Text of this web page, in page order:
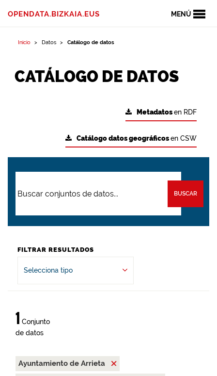
MENÚ
OPENDATA.BIZKAIA.EUS
Inicio Datos Catálogo de datos
CATÁLOGO DE DATOS
Metadatosen RDF
Catálogo datos geográficosen CSW
BUSCAR
FILTRAR RESULTADOS
Selecciona tipo
1 Conjunto
de datos
Ayuntamiento de Arrieta